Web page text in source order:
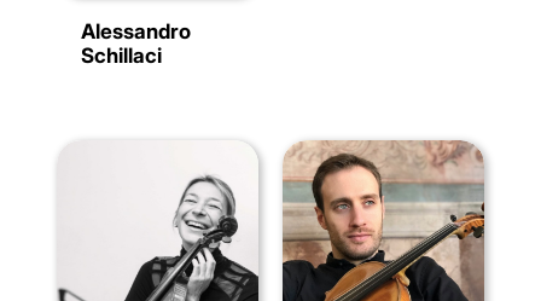
Alessandro
Schillaci